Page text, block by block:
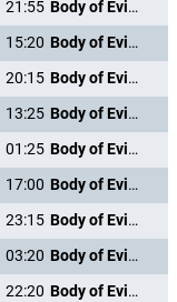
21:55
Body of Evidence
15:20
Body of Evidence
20:15
Body of Evidence
13:25
Body of Evidence
01:25
Body of Evidence
17:00
Body of Evidence
23:15
Body of Evidence
03:20
Body of Evidence
22:20
Body of Evidence